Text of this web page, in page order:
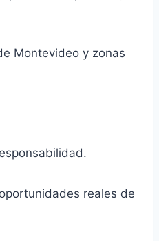
Montevideo y zonas
reales de